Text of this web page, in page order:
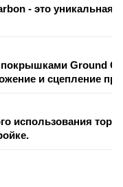
Ground
и сцепление
использования